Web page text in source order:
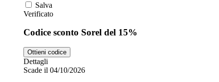
Privé by
Zalando
Salute e
Salva
Verificato
Codice sconto Sorel del 15%
Ottieni codice
Dettagli
Scade il 04/10/2026